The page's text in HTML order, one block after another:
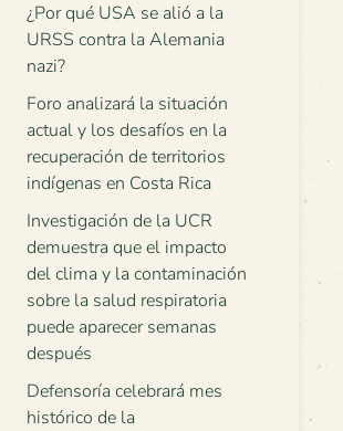
¿Por qué USA se alió a la
URSS contra la Alemania
nazi?
Foro analizará la situación
actual y los desafíos en la
recuperación de territorios
indígenas en Costa Rica
Investigación de la UCR
demuestra que el impacto
del clima y la contaminación
sobre la salud respiratoria
puede aparecer semanas
después
Defensoría celebrará mes
histórico de la